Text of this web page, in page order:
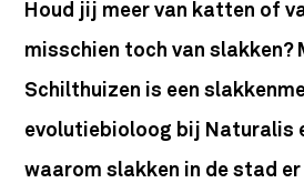
Houd jij meer van katten of
misschien toch van slakken?
Schilthuizen is een
evolutiebioloog bij Naturalis
waarom slakken in de stad